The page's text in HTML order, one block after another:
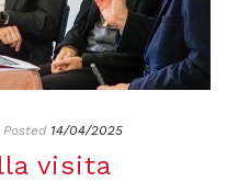
Posted 14/04/2025
visita